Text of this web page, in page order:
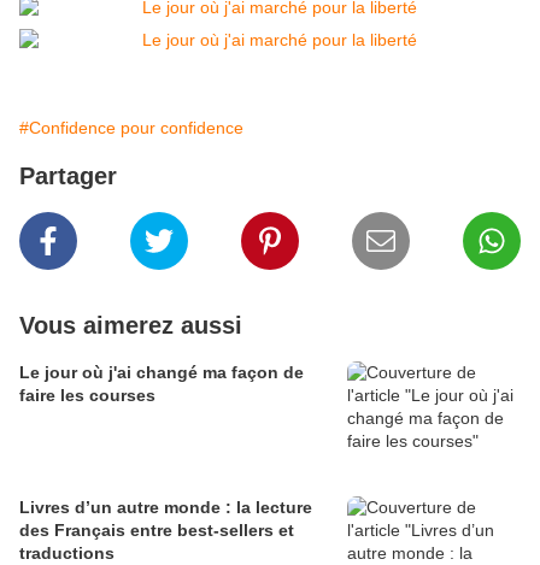
#Confidence pour confidence
Partager
Vous aimerez aussi
Le jour où j'ai changé ma façon de
faire les courses
Livres d’un autre monde : la lecture
des Français entre best-sellers et
traductions